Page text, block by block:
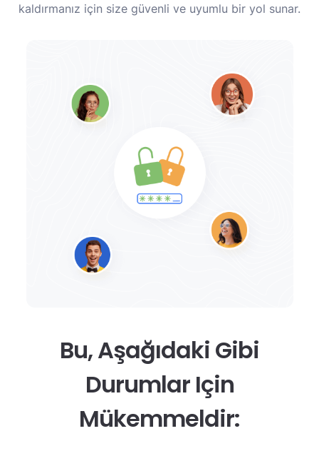
kaldırmanız için size güvenli ve uyumlu bir yol sunar.
Bu, Aşağıdaki Gibi
Durumlar Için
Mükemmeldir: